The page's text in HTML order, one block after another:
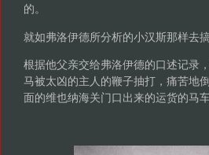
的。
就如弗洛伊德所分析的小汉斯那样去
根据他父亲交给弗洛伊德的口述记录
马被太凶的主人的鞭子抽打，痛苦地
面的维也纳海关门口出来的运货的马